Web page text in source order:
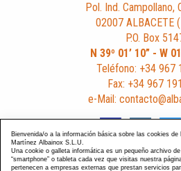
Pol. Ind. Campollano,
02007 ALBACETE
P.O. Box
N 39º 01’ 10” - W
Teléfono: +34 967
Fax: +34 967
e-Mail:
Bienvenida/o a la información básica sobre las cookies
Martínez Albainox S.L.U.
Una cookie o galleta informática es un pequeño archivo
“smartphone” o tableta cada vez que visitas nuestra
pertenecen a empresas externas que prestan servicios